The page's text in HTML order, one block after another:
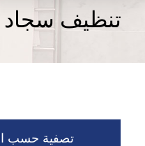
تنظيف سجاد
تصفية حسب